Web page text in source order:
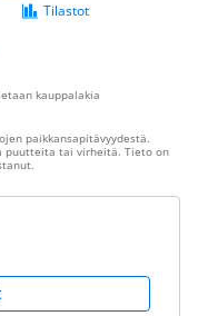
Tilastot
kauppalakia
paikkansapitävyydestä.
puutteita tai virheitä. Tieto on